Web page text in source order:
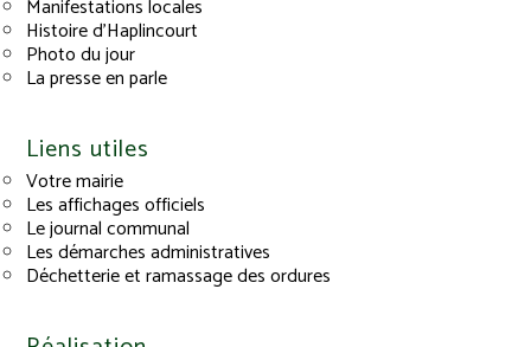
Manifestations locales
Histoire d’Haplincourt
Photo du jour
La presse en parle
Liens utiles
Votre mairie
Les affichages officiels
Le journal communal
Les démarches administratives
Déchetterie et ramassage des ordures